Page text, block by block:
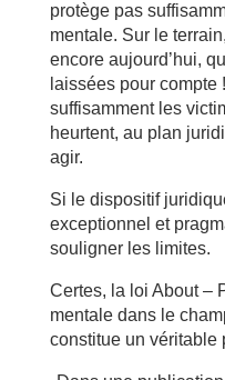
protège pas
mentale. Sur le
encore aujourd’hui,
laissées pour
suffisamment les
heurtent, au plan
agir.
Si le dispositif
exceptionnel et
souligner les limites.
Certes, la loi About –
mentale dans le
constitue un véritable